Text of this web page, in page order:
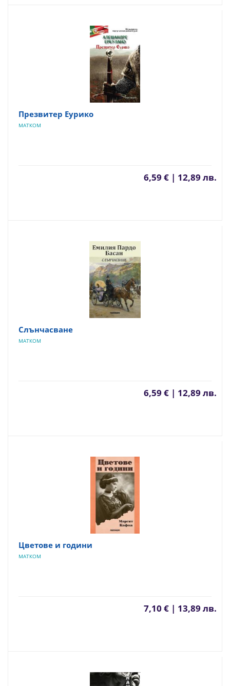
Презвитер Еурико
МАТКОМ
6,59 € | 12,89 лв.
Слънчасване
МАТКОМ
6,59 € | 12,89 лв.
Цветове и години
МАТКОМ
7,10 € | 13,89 лв.